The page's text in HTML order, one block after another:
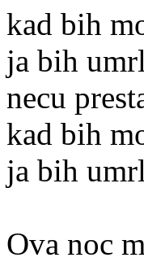
kad bih
ja bih
necu
kad bih
ja bih
Ova noc